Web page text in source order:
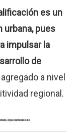
es un
urbana, pues
impulsar la
de
a nivel
regional.